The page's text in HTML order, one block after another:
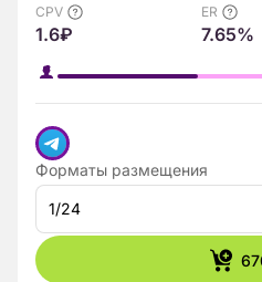
CPV
1.6₽
ER
7.65%
Форматы размещения
1/24